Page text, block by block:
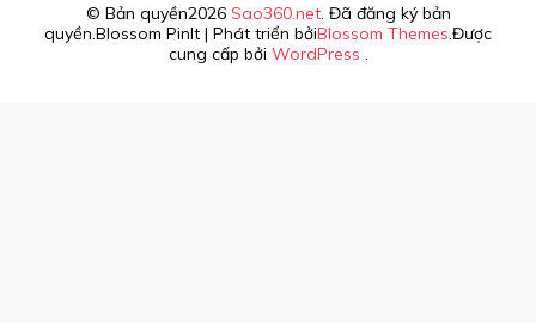
© Bản quyền2026 Sao360.net. Đã đăng ký bản
quyền.Blossom PinIt | Phát triển bởiBlossom Themes.Được
cung cấp bởi WordPress .